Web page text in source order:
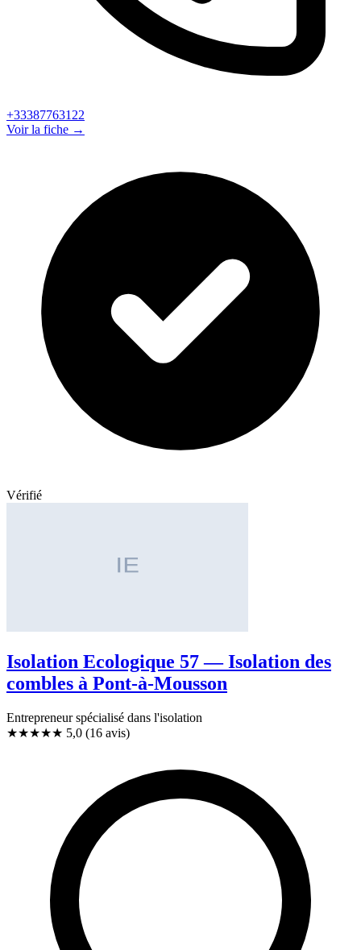
+33387763122
Voir la fiche →
Vérifié
Isolation Ecologique 57 — Isolation des
combles à Pont-à-Mousson
Entrepreneur spécialisé dans l'isolation
★★★★★ 5,0 (16 avis)